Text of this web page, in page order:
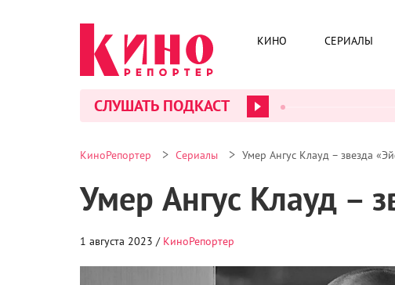
КИНО СЕРИАЛЫ
СЛУШАТЬ ПОДКАСТ
КиноРепортер > Сериалы > Умер Ангус Клауд – звезда
Умер Ангус Клауд –
1 августа 2023 / КиноРепортер